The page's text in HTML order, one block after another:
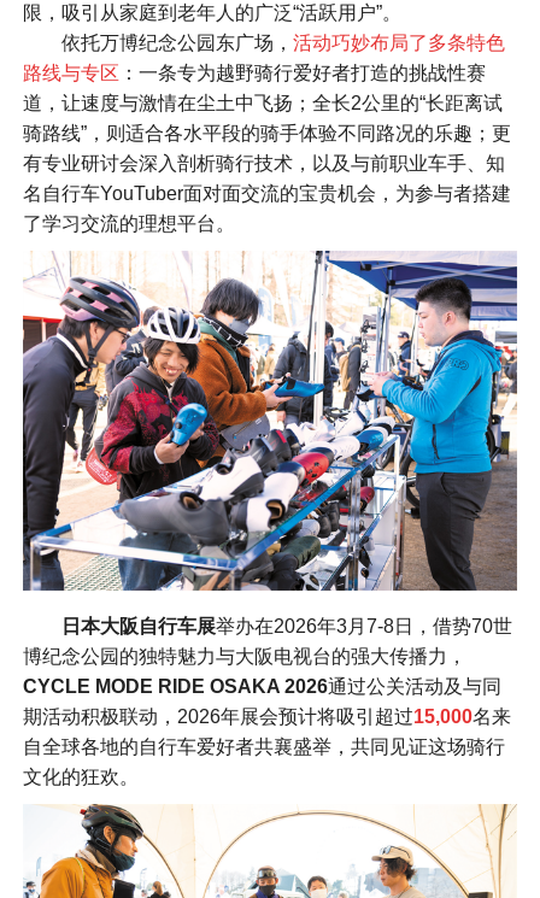
限，吸引从家庭到老年人的广泛“活跃用户”。
依托万博纪念公园东广场， 活动巧妙布局了多条特色
路线与专区 ：一条专为越野骑行爱好者打造的挑战性赛
道，让速度与激情在尘土中飞扬；全长2公里的“长距离试
骑路线”，则适合各水平段的骑手体验不同路况的乐趣；更
有专业研讨会深入剖析骑行技术，以及与前职业车手、知
名自行车YouTuber面对面交流的宝贵机会，为参与者搭建
了学习交流的理想平台。
日 本大阪自行车展举办在2026年3月7-8日，借势70世
博纪念公园的独特魅力与大阪电视台的强大传播力，
CYCLE MODE RIDE OSAKA 2026通过公关活动及与同
期活动积极联动，2026年展会预计将吸引超过15,000名来
自全球各地的自行车爱好者共襄盛举，共同见证这场骑行
文化的狂欢。